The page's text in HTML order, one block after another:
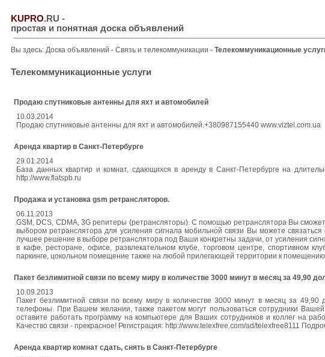
KUPRO.RU -
простая и понятная доска объявлений
Вы здесь: Доска объявлений - Связь и телекоммуникации - Телекоммуникационные
Телекоммуникационные услуги
Продаю спутниковые антенны для яхт и автомобилей
10.03.2014
Продаю спутниковые антенны для яхт и автомобилей.+380987155440 www.viztel.com.ua
Аренда квартир в Санкт-Петербурге
29.01.2014
База данных квартир и комнат, сдающихся в аренду в Санкт-Петербурге на
http://www.flatspb.ru
Продажа и установка gsm ретрансляторов.
06.11.2013
GSM, DCS, CDMA, 3G репитеры (ретрансляторы). С помощью ретранслятора Вы
выбором ретранслятора для усиления сигнала мобильной связи Вы можете
лучшее решение в выборе ретранслятора под Ваши конкретны задачи, от усиления
в кафе, ресторане, офисе, развлекательном клубе, торговом центре, спортивном
паркинге, цокольном помещение также на любой прилегающей территории к
Пакет безлимитной связи по всему миру в количестве 3000 минут в месяц за 49,90
10.09.2013
Пакет безлимитной связи по всему миру в количестве 3000 минут в месяц за
телефоны. При Вашем желании, также пакетом могут пользоваться сотрудники
оставите работать программу на компьютере для Ваших сотрудников и коллег на
Качество связи - прекрасное! Регистрация: http://www.telexfree.com/ad/telexfree8111
Аренда квартир комнат сдать, снять в Санкт-Петербурге